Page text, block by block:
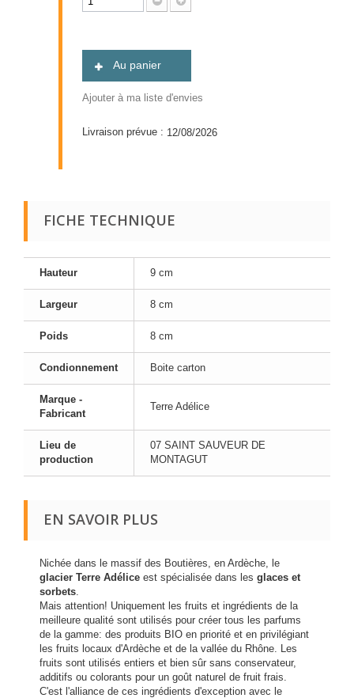
Au panier
Ajouter à ma liste d'envies
Livraison prévue : 12/08/2026
FICHE TECHNIQUE
Hauteur 9 cm
Largeur 8 cm
Poids 8 cm
Condionnement Boite carton
Marque -
Fabricant
Terre Adélice
Lieu de
production
07 SAINT SAUVEUR DE
MONTAGUT
EN SAVOIR PLUS
Nichée dans le massif des Boutières, en Ardèche, le
glacier Terre Adélice est spécialisée dans les glaces et
sorbets
Mais attention! Uniquement les fruits et ingrédients de la
meilleure qualité sont utilisés pour créer tous les parfums
de la gamme: des produits BIO en priorité et en privilégiant
les fruits locaux d'Ardèche et de la vallée du Rhône. Les
fruits sont utilisés entiers et bien sûr sans conservateur,
additifs ou colorants pour un goût naturel de fruit frais.
C'est l'alliance de ces ingrédients d'exception avec le